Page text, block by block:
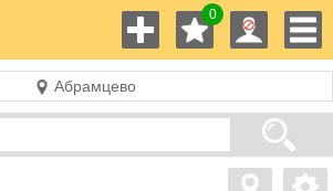
0
Абрамцево